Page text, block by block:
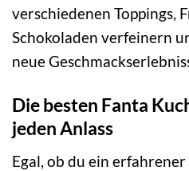
verschiedenen Toppings,
Schokoladen verfeinern
neue
Die besten Fanta
jeden Anlass
Egal, ob du ein